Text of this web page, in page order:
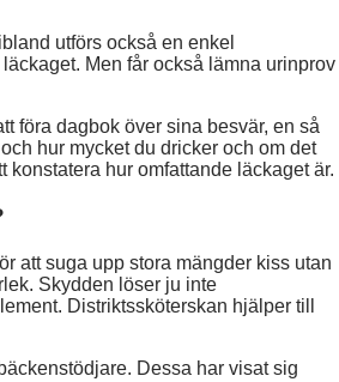
utförs också en enkel
Men får också lämna urinprov
föra dagbok över sina besvär, en så
hur mycket du dricker och om det
hur omfattande läckaget är.
att suga upp stora mängder kiss utan
Skydden löser ju inte
Distriktssköterskan hjälper till
Dessa har visat sig